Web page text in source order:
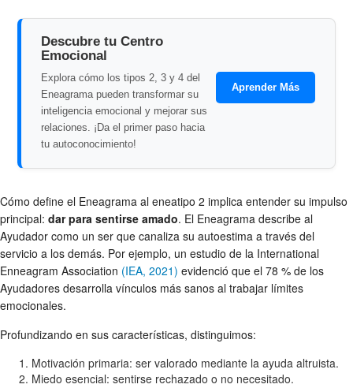
Descubre tu Centro
Emocional
Explora cómo los tipos 2, 3 y 4 del
Eneagrama pueden transformar su
inteligencia emocional y mejorar sus
relaciones. ¡Da el primer paso hacia
tu autoconocimiento!
Aprender Más
Cómo define el Eneagrama al eneatipo 2 implica entender su impulso
principal: dar para sentirse amado. El Eneagrama describe al
Ayudador como un ser que canaliza su autoestima a través del
servicio a los demás. Por ejemplo, un estudio de la International
Enneagram Association (IEA, 2021) evidenció que el 78 % de los
Ayudadores desarrolla vínculos más sanos al trabajar límites
emocionales.
Profundizando en sus características, distinguimos:
Motivación primaria: ser valorado mediante la ayuda altruista.
Miedo esencial: sentirse rechazado o no necesitado.